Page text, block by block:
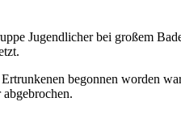
Jugendlicher bei großem
begonnen worden